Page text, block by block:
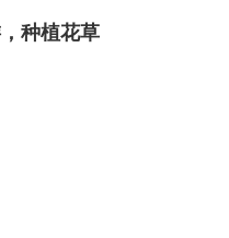
子就沦为教育流水线上的残
种植花草